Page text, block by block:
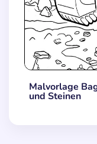
Malvorlage
und Steinen